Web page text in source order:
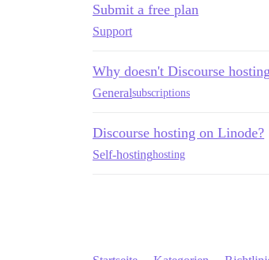
Submit a free plan
Support
Why doesn't Discourse
Generalsubscriptions
Discourse hosting on Linode?
Self-hostinghosting